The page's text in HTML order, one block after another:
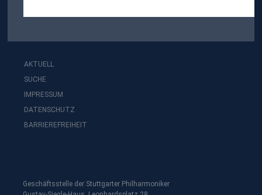
AKTUELL
SUCHE
IMPRESSUM
DATENSCHUTZ
BARRIEREFREIHEIT
Geschäftsstelle der Stuttgarter Philharmoniker